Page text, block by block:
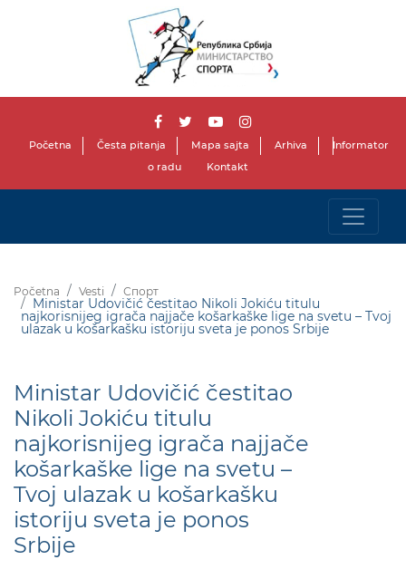
Početna Česta pitanja Mapa sajta Arhiva
Informator
o radu
Kontakt
Početna Vesti Спорт
Ministar Udovičić čestitao Nikoli Jokiću titulu
najkorisnijeg igrača najjače košarkaške lige na svetu – Tvoj
ulazak u košarkašku istoriju sveta je ponos Srbije
Ministar Udovičić čestitao
Nikoli Jokiću titulu
najkorisnijeg igrača najjače
košarkaške lige na svetu –
Tvoj ulazak u košarkašku
istoriju sveta je ponos
Srbije